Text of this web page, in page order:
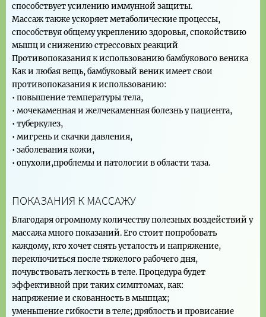
способствует усилению иммунной защиты.
Массаж также ускоряет метаболические процессы,
способствуя общему укреплению здоровья, спокойствию
мышц и снижению стрессовых реакций
Противопоказания к использованию бамбукового веника
Как и любая вещь, бамбуковый веник имеет свои
противопоказания к использованию:
• повышение температуры тела,
• мочекаменная и желчекаменная болезнь у пациента,
• туберкулез,
• мигрень и скачки давления,
• заболевания кожи,
• опухоли,проблемы и патологии в области таза.
ПОКАЗАНИЯ К МАССАЖУ
Благодаря огромному количеству полезных воздействий у
массажа много показаний. Его стоит попробовать
каждому, кто хочет снять усталость и напряжение,
переключиться после тяжелого рабочего дня,
почувствовать легкость в теле. Процедура будет
эффективной при таких симптомах, как:
напряжение и скованность в мышцах;
уменьшение гибкости в теле; дряблость и провисание